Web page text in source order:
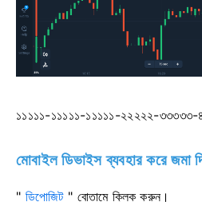
১১১১১-১১১১১-১১১১১-২২২২২-৩৩৩৩৩-
মোবাইল ডিভাইস ব্যবহার করে জমা
" ডিপোজিট" বোতামে ক্লিক করুন।